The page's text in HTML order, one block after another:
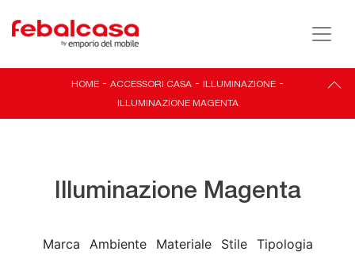
HOME - ACCESSORI CASA - ILLUMINAZIONE -
ILLUMINAZIONE MAGENTA
Illuminazione Magenta
Marca Ambiente Materiale Stile Tipologia